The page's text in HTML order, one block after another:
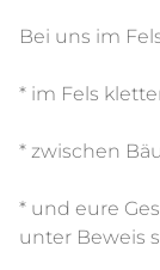
Bei uns im
* im Fels
* zwischen
* und eure
unter Beweis